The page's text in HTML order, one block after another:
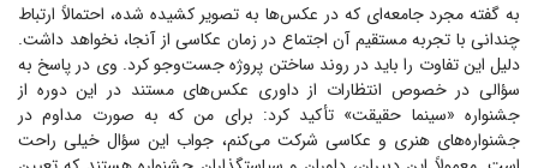
به گفته مجرد جامعه‌ای که در عکس‌ها به تصویر کشیده شده، احتمالاً ارتباط
چندانی با تجربه مستقیم آن اجتماع در زمان عکاسی از آنجا، نخواهد داشت.
دلیل این تفاوت را باید در روند ساختن پروژه جست‌و‌جو کرد. وی در پاسخ به
سؤالی در خصوص انتظارات از داوری عکس‌های مستند در این دوره از
جشنواره «سینما حقیقت» تأکید کرد: برای من که به صورت مداوم در
جشنواره‌های هنری و عکاسی شرکت می‌کنم، جواب این سؤال خیلی راحت